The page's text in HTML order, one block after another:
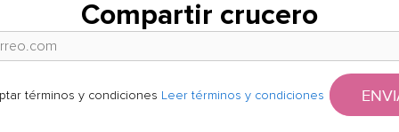
Compartir crucero
términos y condiciones Leer términos y condiciones